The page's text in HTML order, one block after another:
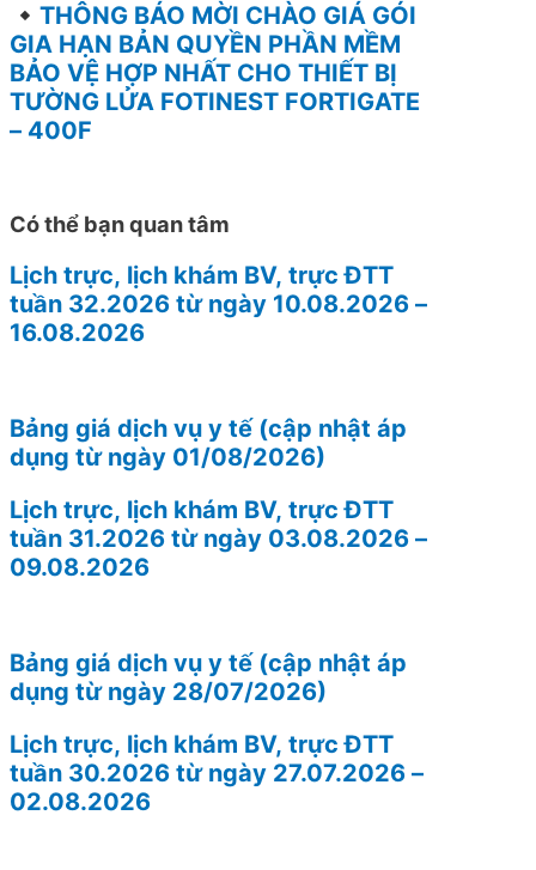
THÔNG BÁO MỜI CHÀO GIÁ GÓI
GIA HẠN BẢN QUYỀN PHẦN MỀM
BẢO VỆ HỢP NHẤT CHO THIẾT BỊ
TƯỜNG LỬA FOTINEST FORTIGATE
– 400F
Có thể bạn quan tâm
Lịch trực, lịch khám BV, trực ĐTT
tuần 32.2026 từ ngày 10.08.2026 –
16.08.2026
Bảng giá dịch vụ y tế (cập nhật áp
dụng từ ngày 01/08/2026)
Lịch trực, lịch khám BV, trực ĐTT
tuần 31.2026 từ ngày 03.08.2026 –
09.08.2026
Bảng giá dịch vụ y tế (cập nhật áp
dụng từ ngày 28/07/2026)
Lịch trực, lịch khám BV, trực ĐTT
tuần 30.2026 từ ngày 27.07.2026 –
02.08.2026